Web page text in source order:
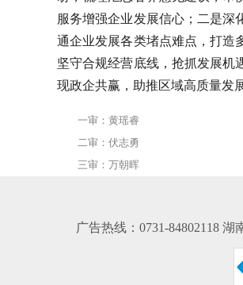
服务增强企业发展信心；二是深
通企业发展各类堵点难点，打造
坚守合规经营底线，抢抓发展机
现政企共赢，助推区域高质量发展
一审：黄瑶睿
二审：伏志勇
三审：万朝晖
广告热线：0731-84802118 湖